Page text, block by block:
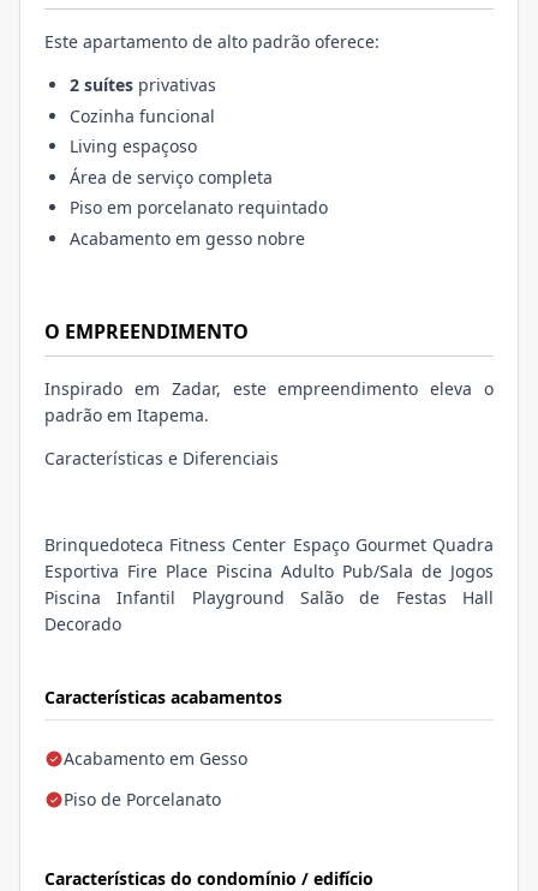
Características acabamentos
Acabamento em Gesso
Piso de Porcelanato
Características do condomínio / edifício
Este apartamento de alto padrão oferece:
2 suítes privativas
Cozinha funcional
Living espaçoso
Área de serviço completa
Piso em porcelanato requintado
Acabamento em gesso nobre
O EMPREENDIMENTO
Inspirado em Zadar, este empreendimento eleva o
padrão em Itapema.
Características e Diferenciais
Brinquedoteca Fitness Center Espaço Gourmet Quadra
Esportiva Fire Place Piscina Adulto Pub/Sala de Jogos
Piscina Infantil Playground Salão de Festas Hall
Decorado